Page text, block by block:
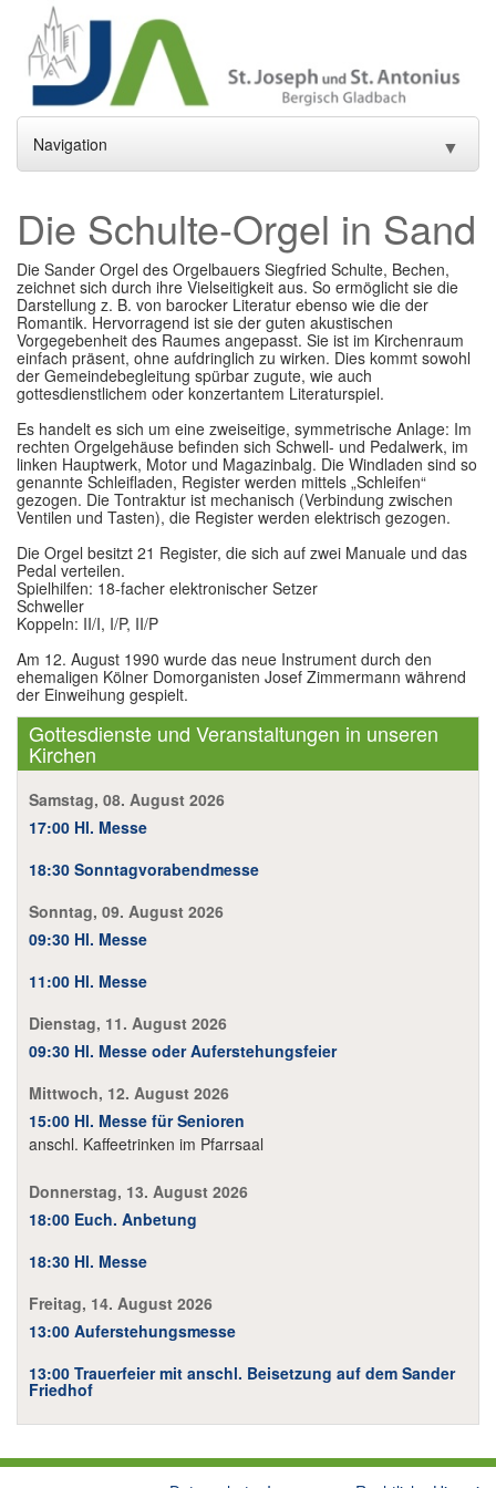
Navigation ▼
Aktuelles ▼
Gottesdienste und Sakramente ▼
Pfarrei ▼
Gremien
Gemeindeleben ▼
Einrichtungen
Im Überblick
Links
Kontakt
Die Schulte-Orgel in Sand
Die Sander Orgel des Orgelbauers Siegfried Schulte, Bechen,
zeichnet sich durch ihre Vielseitigkeit aus. So ermöglicht sie die
Darstellung z. B. von barocker Literatur ebenso wie die der
Romantik. Hervorragend ist sie der guten akustischen
Vorgegebenheit des Raumes angepasst. Sie ist im Kirchenraum
einfach präsent, ohne aufdringlich zu wirken. Dies kommt sowohl
der Gemeindebegleitung spürbar zugute, wie auch
gottesdienstlichem oder konzertantem Literaturspiel.
Es handelt es sich um eine zweiseitige, symmetrische Anlage: Im
rechten Orgelgehäuse befinden sich Schwell- und Pedalwerk, im
linken Hauptwerk, Motor und Magazinbalg. Die Windladen sind so
genannte Schleifladen, Register werden mittels „Schleifen“
gezogen. Die Tontraktur ist mechanisch (Verbindung zwischen
Ventilen und Tasten), die Register werden elektrisch gezogen.
Die Orgel besitzt 21 Register, die sich auf zwei Manuale und das
Pedal verteilen.
Spielhilfen: 18-facher elektronischer Setzer
Schweller
Koppeln: II/I, I/P, II/P
Am 12. August 1990 wurde das neue Instrument durch den
ehemaligen Kölner Domorganisten Josef Zimmermann während
der Einweihung gespielt.
Gottesdienste und Veranstaltungen in unseren
Kirchen
Samstag, 08. August 2026
17:00 Hl. Messe
18:30 Sonntagvorabendmesse
Sonntag, 09. August 2026
09:30 Hl. Messe
11:00 Hl. Messe
Dienstag, 11. August 2026
09:30 Hl. Messe oder Auferstehungsfeier
Mittwoch, 12. August 2026
15:00 Hl. Messe für Senioren
anschl. Kaffeetrinken im Pfarrsaal
Donnerstag, 13. August 2026
18:00 Euch. Anbetung
18:30 Hl. Messe
Freitag, 14. August 2026
13:00 Auferstehungsmesse
13:00 Trauerfeier mit anschl. Beisetzung auf dem Sander
Friedhof